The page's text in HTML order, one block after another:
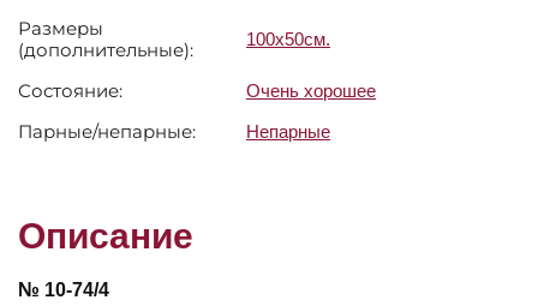
Размеры
(дополнительные):
100х50см.
Состояние: Очень хорошее
Парные/непарные: Непарные
Описание
№ 10-74/4